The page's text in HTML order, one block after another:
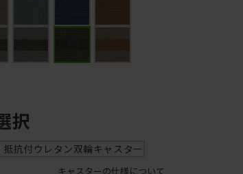
択
抵抗付ウレタン双輪キャスター
キャスターの仕様について